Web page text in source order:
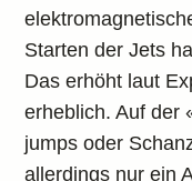
Starten der Jets
Das erhöht laut
erheblich. Auf der
jumps oder
allerdings nur ein